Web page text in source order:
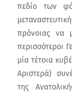
πεδίο των
πρόνοιας να
περισσότεροι
μία τέτοια
Αριστερά)
της